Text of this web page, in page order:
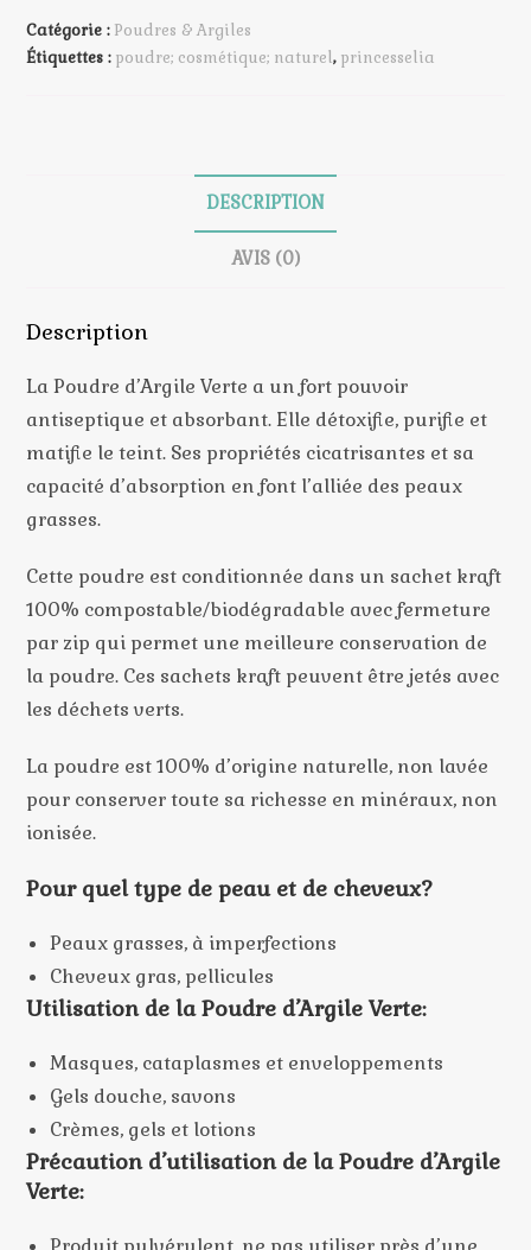
Verte
Catégorie : Poudres & Argiles
Étiquettes : poudre; cosmétique; naturel, princesselia
DESCRIPTION
AVIS (0)
Description
La Poudre d’Argile Verte a un fort pouvoir
antiseptique et absorbant. Elle détoxifie, purifie et
matifie le teint. Ses propriétés cicatrisantes et sa
capacité d’absorption en font l’alliée des peaux
grasses.
Cette poudre est conditionnée dans un sachet kraft
100% compostable/biodégradable avec fermeture
par zip qui permet une meilleure conservation de
la poudre. Ces sachets kraft peuvent être jetés avec
les déchets verts.
La poudre est 100% d’origine naturelle, non lavée
pour conserver toute sa richesse en minéraux, non
ionisée.
Pour quel type de peau et de cheveux?
Peaux grasses, à imperfections
Cheveux gras, pellicules
Utilisation de la Poudre d’Argile Verte:
Masques, cataplasmes et enveloppements
Gels douche, savons
Crèmes, gels et lotions
Précaution d’utilisation de la Poudre d’Argile
Verte: